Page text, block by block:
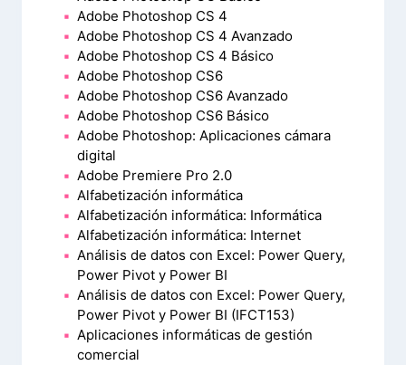
Adobe Photoshop CS 4
Adobe Photoshop CS 4 Avanzado
Adobe Photoshop CS 4 Básico
Adobe Photoshop CS6
Adobe Photoshop CS6 Avanzado
Adobe Photoshop CS6 Básico
Adobe Photoshop: Aplicaciones cámara
digital
Adobe Premiere Pro 2.0
Alfabetización informática
Alfabetización informática: Informática
Alfabetización informática: Internet
Análisis de datos con Excel: Power Query,
Power Pivot y Power BI
Análisis de datos con Excel: Power Query,
Power Pivot y Power BI (IFCT153)
Aplicaciones informáticas de gestión
comercial